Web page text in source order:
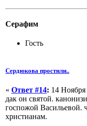
Серафим
Гость
Сердюкова простили..
« Ответ #14: 14
дак он святой.
госпожой Васильевой.
христианам.